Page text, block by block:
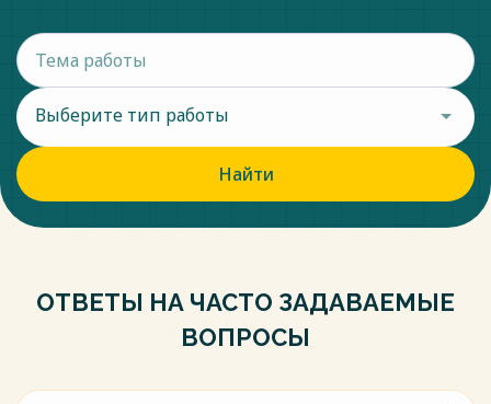
Выберите тип работы
Найти
ОТВЕТЫ НА ЧАСТО ЗАДАВАЕМЫЕ
ВОПРОСЫ